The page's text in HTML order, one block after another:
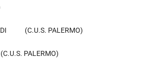
(C.U.S. PALERMO)
PALERMO)